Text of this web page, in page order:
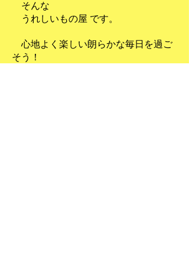
そんな
うれしいもの屋 です。
心地よく楽しい朗らかな毎日を過ご
そう！